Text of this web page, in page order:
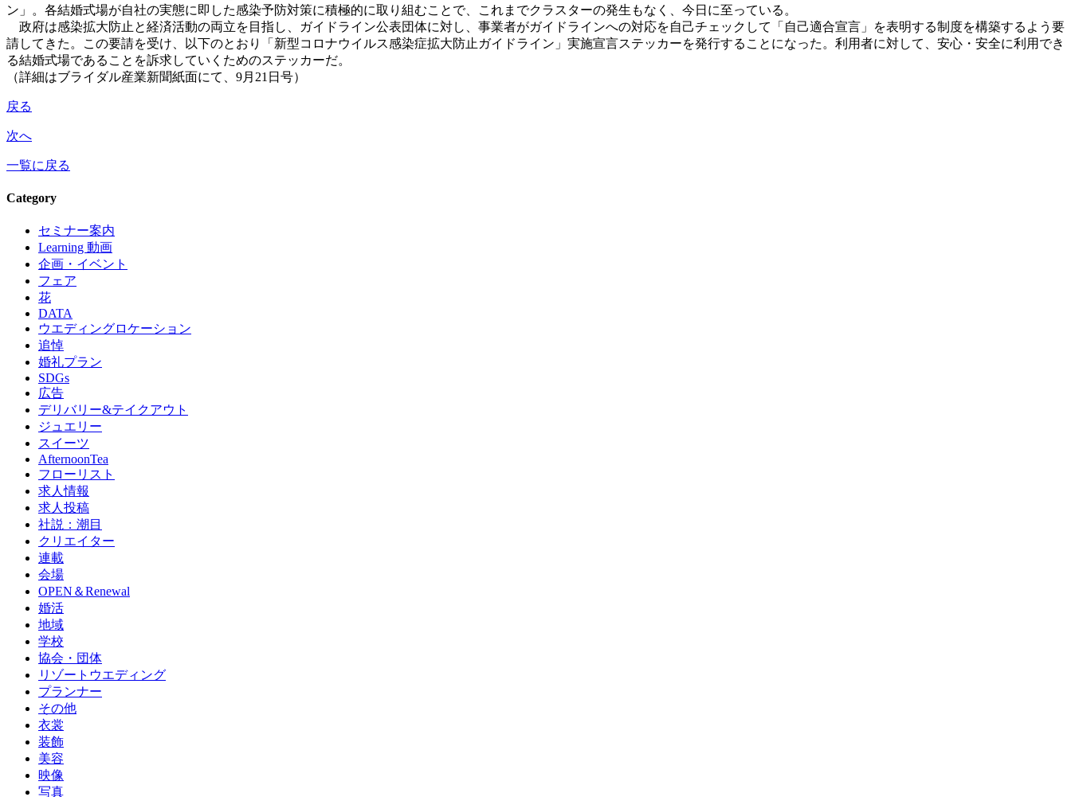
ン」。各結婚式場が自社の実態に即した感染予防対策に積極的に取り組むことで、これまでクラスターの発生もなく、今日に至っている。
政府は感染拡大防止と経済活動の両立を目指し、ガイドライン公表団体に対し、事業者がガイドラインへの対応を自己チェックして「自己適合宣言」を表明する制度を構築するよう要
請してきた。この要請を受け、以下のとおり「新型コロナウイルス感染症拡大防止ガイドライン」実施宣言ステッカーを発行することになった。利用者に対して、安心・安全に利用でき
る結婚式場であることを訴求していくためのステッカーだ。
（詳細はブライダル産業新聞紙面にて、9月21日号）
戻る
次へ
一覧に戻る
Category
セミナー案内
Learning 動画
企画・イベント
フェア
花
DATA
ウエディングロケーション
追悼
婚礼プラン
SDGs
広告
デリバリー&テイクアウト
ジュエリー
スイーツ
AfternoonTea
フローリスト
求人情報
求人投稿
社説：潮目
クリエイター
連載
会場
OPEN＆Renewal
婚活
地域
学校
協会・団体
リゾートウエディング
プランナー
その他
衣裳
装飾
美容
映像
写真